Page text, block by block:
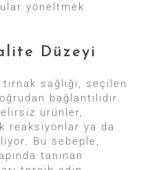
yöneltmek
Düzeyi
tırnak sağlığı, seçilen
bağlantılıdır.
ürünler,
reaksiyonlar ya da
Bu sebeple,
tanınan